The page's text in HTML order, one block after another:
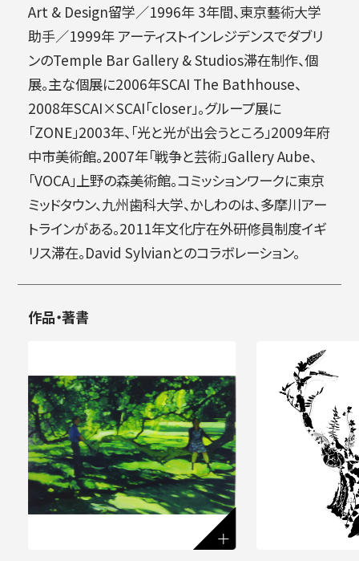
藝術学舎（公開講座）
Art & Design留学／1996年 3年間、東京藝術大学
助手／1999年 アーティストインレジデンスでダブリ
ンのTemple Bar Gallery & Studios滞在制作、個
展。主な個展に2006年SCAI The Bathhouse、
2008年SCAI×SCAI「closer」。グループ展に
「ZONE」2003年、「光と光が出会うところ」2009年府
中市美術館。2007年「戦争と芸術」Gallery Aube、
「VOCA」上野の森美術館。コミッションワークに東京
ミッドタウン、九州歯科大学、かしわのは、多摩川アー
トラインがある。2011年文化庁在外研修員制度イギ
リス滞在。David Sylvianとのコラボレーション。
作品・著書